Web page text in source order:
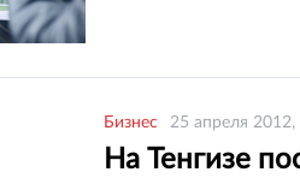
Бизнес 25 апреля 2012,
На Тенгизе